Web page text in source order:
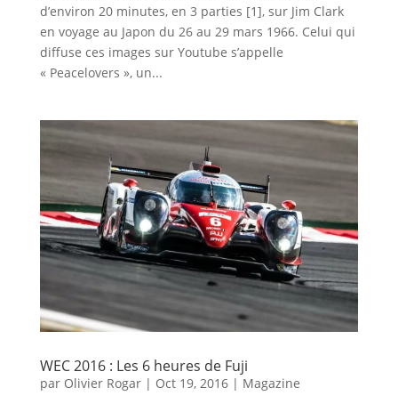
d’environ 20 minutes, en 3 parties [1], sur Jim Clark
en voyage au Japon du 26 au 29 mars 1966. Celui qui
diffuse ces images sur Youtube s’appelle
« Peacelovers », un...
WEC 2016 : Les 6 heures de Fuji
par Olivier Rogar| Oct 19, 2016| Magazine